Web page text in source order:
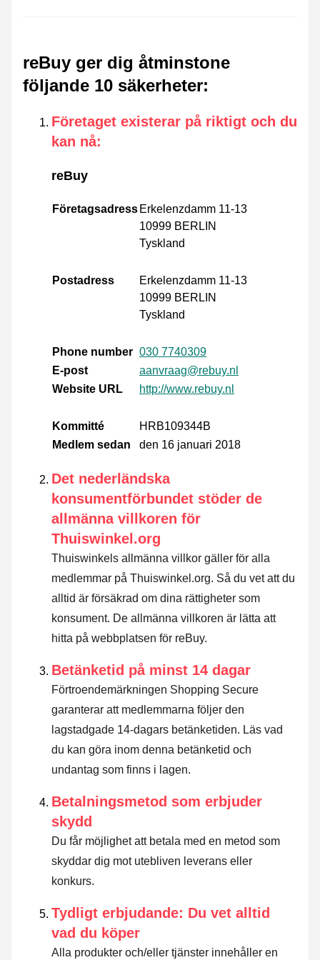
reBuy ger dig åtminstone
följande 10 säkerheter:
Företaget existerar på riktigt och du
kan nå:
reBuy
Företagsadress Erkelenzdamm 11-13
10999 BERLIN
Tyskland
Postadress
Erkelenzdamm 11-13
10999 BERLIN
Tyskland
Phone number 030 7740309
E-post
aanvraag@rebuy.nl
Website URL
http://www.rebuy.nl
Kommitté
HRB109344B
Medlem sedan
den 16 januari 2018
Det nederländska
konsumentförbundet stöder de
allmänna villkoren för
Thuiswinkel.org
Thuiswinkels allmänna villkor gäller för alla
medlemmar på Thuiswinkel.org. Så du vet att du
alltid är försäkrad om dina rättigheter som
konsument. De allmänna villkoren är lätta att
hitta på webbplatsen för reBuy.
Betänketid på minst 14 dagar
Förtroendemärkningen Shopping Secure
garanterar att medlemmarna följer den
lagstadgade 14-dagars betänketiden. Läs vad
du kan göra inom denna betänketid och
undantag som finns i lagen.
Betalningsmetod som erbjuder
skydd
Du får möjlighet att betala med en metod som
skyddar dig mot utebliven leverans eller
konkurs.
Tydligt erbjudande: Du vet alltid
vad du köper
Alla produkter och/eller tjänster innehåller en